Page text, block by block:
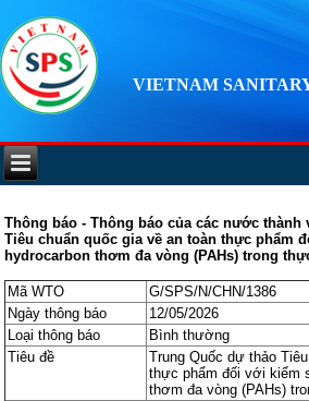
VIETNAM
Thông báo - Thông báo của các nước thành
Tiêu chuẩn quốc gia về an toàn thực phẩm
hydrocarbon thơm đa vòng (PAHs) trong
Mã WTO
G/SPS/N/CHN/1386
Ngày thông báo
12/05/2026
Loại thông báo
Bình thường
Tiêu đề
Trung Quốc dự thảo
thực phẩm đối với kiểm
thơm đa vòng (PAHs)